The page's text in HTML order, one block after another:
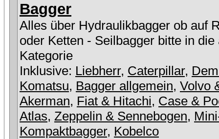
Bagger
Alles über Hydraulikbagger ob auf
oder Ketten - Seilbagger bitte in die
Kategorie
Inklusive: Liebherr, Caterpillar,
Komatsu, Bagger allgemein, Volvo
Akerman, Fiat & Hitachi, Case &
Atlas, Zeppelin & Sennebogen,
Kompaktbagger, Kobelco